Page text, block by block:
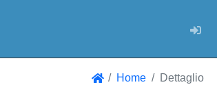
Home Dettaglio